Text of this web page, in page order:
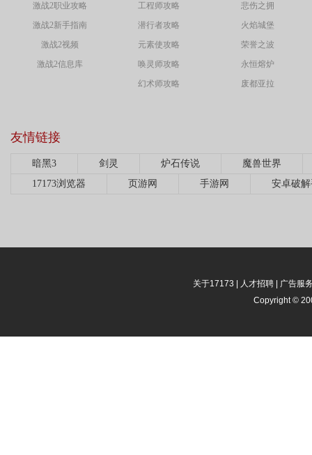
激战2职业攻略
激战2新手指南
激战2视频
激战2信息库
工程师攻略
潜行者攻略
元素使攻略
唤灵师攻略
幻术师攻略
悲伤之拥
火焰城堡
荣誉之波
永恒熔炉
废都亚拉
友情链接
暗黑3 剑灵 炉石传说
魔兽世界
17173浏览器
页游网 手游网 安卓破
关于17173 人才招聘
广告服
Copyright ©